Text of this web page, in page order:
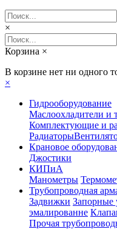
×
Корзина ×
В корзине нет ни одного
×
Гидрооборудование
Маслоохладители и
Комплектующие и
Радиаторы
Крановое
Джостики
КИПиА
Манометры
Трубопроводная
Задвижки Запорные
эмалированне
Прочая